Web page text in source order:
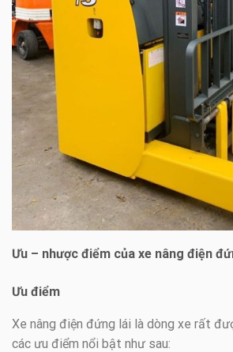
Ưu – nhược điểm của xe nâng điện
Ưu điểm
Xe nâng điện đứng lái là dòng xe rất
các ưu điểm nổi bật như sau: